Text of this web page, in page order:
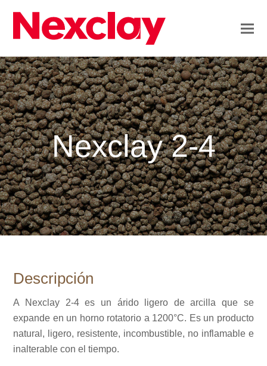
Nexclay 2-4
Descripción
A Nexclay 2-4 es un árido ligero de arcilla que se
expande en un horno rotatorio a 1200°C. Es un producto
natural, ligero, resistente, incombustible, no inflamable e
inalterable con el tiempo.